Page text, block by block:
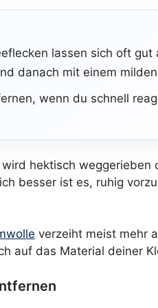
lassen sich oft
danach mit einem
wenn du schnell
hektisch
besser ist es, ruhig
verzeiht meist mehr
auf das Material deiner